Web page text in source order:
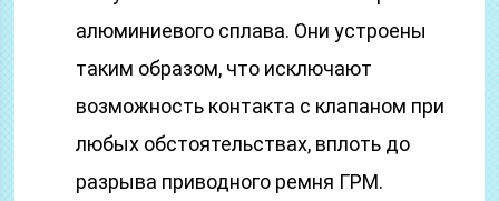
алюминиевого сплава. Они устроены
таким образом, что исключают
возможность контакта с клапаном при
любых обстоятельствах, вплоть до
разрыва приводного ремня ГРМ.